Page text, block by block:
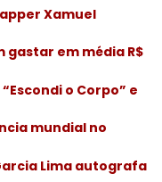
Xamuel
gastar em média R$
o Corpo” e
mundial no
Lima autografa